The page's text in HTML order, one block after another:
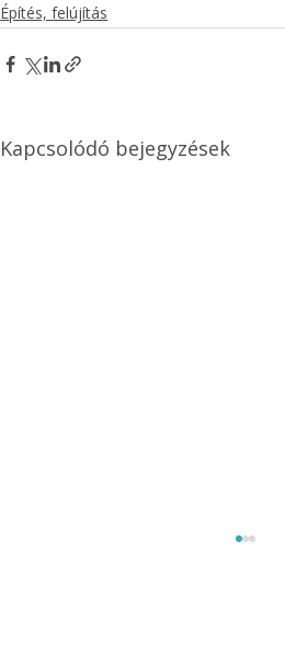
Építés, felújítás
Kapcsolódó bejegyzések